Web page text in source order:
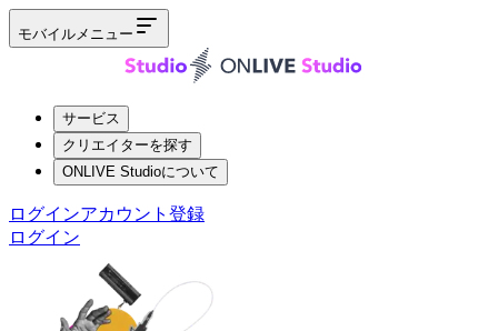
モバイルメニュー
サービス
クリエイターを探す
ONLIVE Studioについて
ログインアカウント登録
ログイン